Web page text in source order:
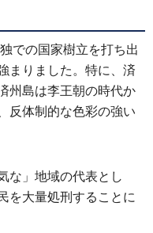
での国家樹立を打ち出
まりました。特に、済
州島は李王朝の時代か
反体制的な色彩の強い
な」地域の代表とし
を大量処刑することに